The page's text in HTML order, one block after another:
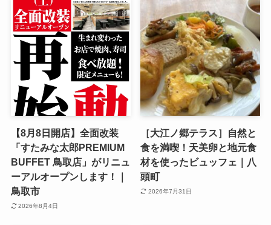
【8月8日開店】全面改装
「すたみな太郎PREMIUM
BUFFET 鳥取店」がリニュ
ーアルオープンします！｜
鳥取市
2026年8月4日
［大江ノ郷テラス］自然と
食を満喫！天美卵と地元食
材を使ったビュッフェ｜八
頭町
2026年7月31日